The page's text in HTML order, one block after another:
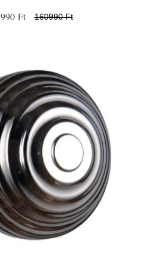
Ft 160990 Ft